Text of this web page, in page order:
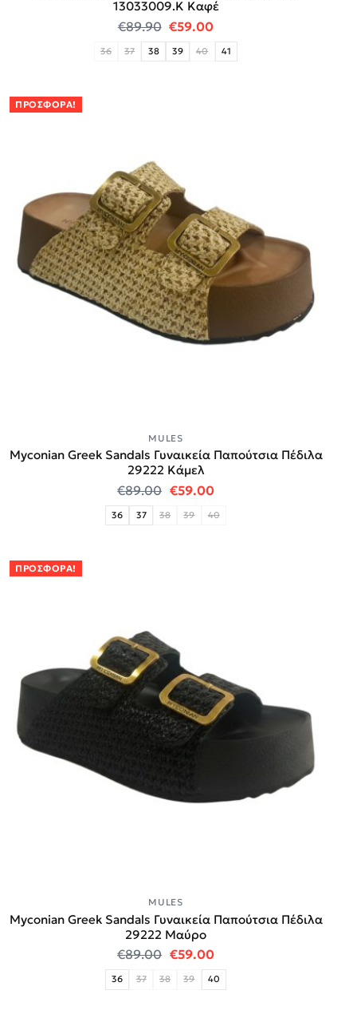
13033009.K Καφέ
€89.90 Original price was: €89.90.
€59.00Η τρέχουσα τιμή
36 37 38 39 40 41
ΠΡΟΣΦΟΡΆ!
MULES
Myconian Greek Sandals Γυναικεία Παπούτσια Πέδιλα
29222 Κάμελ
€89.00 Original price was: €89.00.
€59.00Η τρέχουσα τιμή
36 37 38 39 40
ΠΡΟΣΦΟΡΆ!
MULES
Myconian Greek Sandals Γυναικεία Παπούτσια Πέδιλα
29222 Μαύρο
€89.00 Original price was: €89.00.
€59.00Η τρέχουσα τιμή
36 37 38 39 40